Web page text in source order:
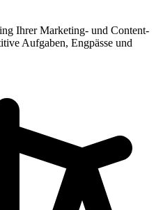
Ihrer Marketing- und Content-
Aufgaben, Engpässe und